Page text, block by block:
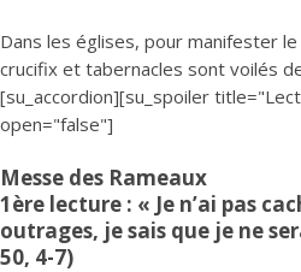
Dans les églises, pour manifester
crucifix et tabernacles sont voilés
[su_accordion][su_spoiler
open="false"]
Messe des Rameaux
1ère lecture : « Je n’ai pas
outrages, je sais que je ne
50, 4-7)